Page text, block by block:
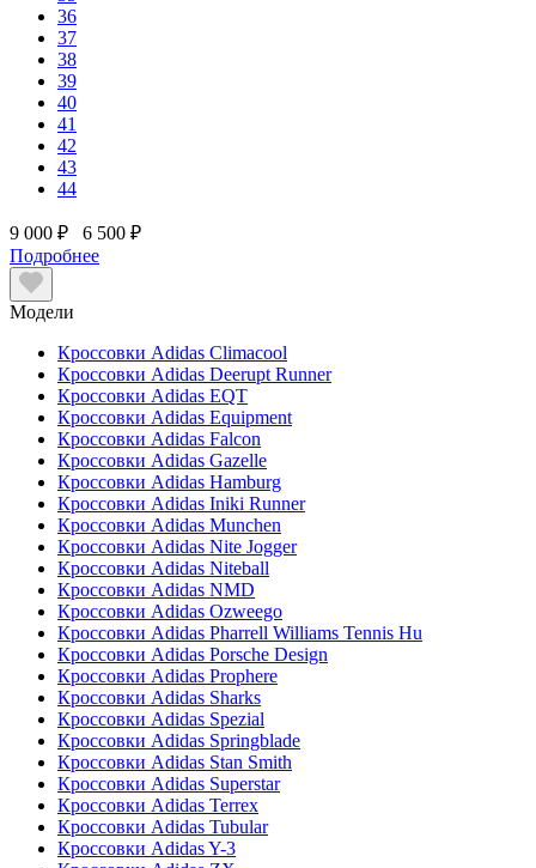
36
37
38
39
40
41
42
43
44
9 000 ₽
6 500 ₽
Подробнее
Модели
Кроссовки Adidas Climacool
Кроссовки Adidas Deerupt Runner
Кроссовки Adidas EQT
Кроссовки Adidas Equipment
Кроссовки Adidas Falcon
Кроссовки Adidas Gazelle
Кроссовки Adidas Hamburg
Кроссовки Adidas Iniki Runner
Кроссовки Adidas Munchen
Кроссовки Adidas Nite Jogger
Кроссовки Adidas Niteball
Кроссовки Adidas NMD
Кроссовки Adidas Ozweego
Кроссовки Adidas Pharrell Williams Tennis Hu
Кроссовки Adidas Porsche Design
Кроссовки Adidas Prophere
Кроссовки Adidas Sharks
Кроссовки Adidas Spezial
Кроссовки Adidas Springblade
Кроссовки Adidas Stan Smith
Кроссовки Adidas Superstar
Кроссовки Adidas Terrex
Кроссовки Adidas Tubular
Кроссовки Adidas Y-3